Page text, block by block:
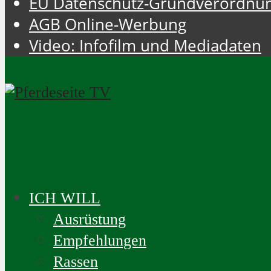
AGB Online-Werbung
Video: Infofilm und Mediadaten
ICH WILL
Ausrüstung
Empfehlungen
Rassen